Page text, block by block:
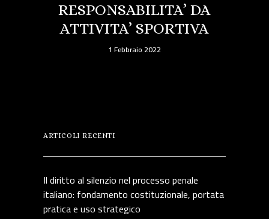
RESPONSABILITA’ DA
ATTIVITA’ SPORTIVA
1 Febbraio 2022
ARTICOLI RECENTI
Il diritto al silenzio nel processo penale
italiano: fondamento costituzionale, portata
pratica e uso strategico